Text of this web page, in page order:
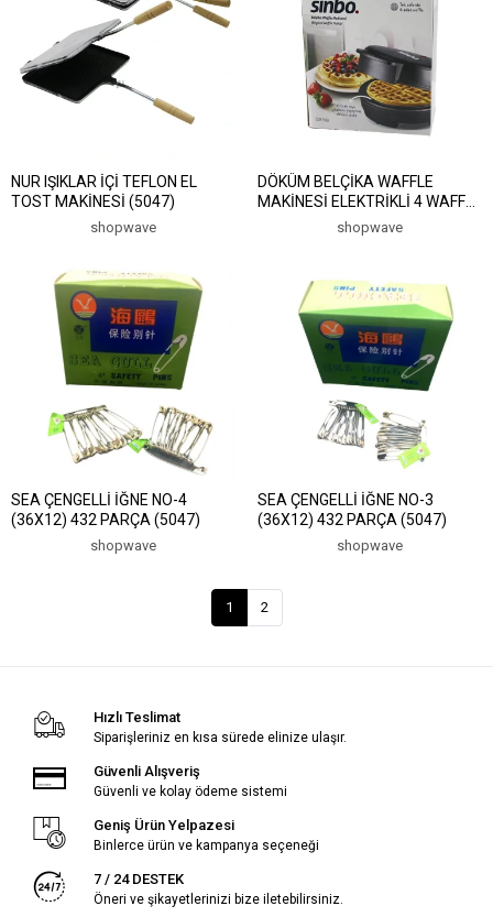
NUR IŞIKLAR İÇİ TEFLON EL
TOST MAKİNESİ (5047)
shopwave
DÖKÜM BELÇİKA WAFFLE
MAKİNESİ ELEKTRİKLİ 4 WAFFLE
YAPIŞMAZ YÜZEY 1000W SSM-
shopwave
SEA ÇENGELLİ İĞNE NO-4
(36X12) 432 PARÇA (5047)
shopwave
SEA ÇENGELLİ İĞNE NO-3
(36X12) 432 PARÇA (5047)
shopwave
1 2
Hızlı Teslimat
Siparişleriniz en kısa sürede elinize ulaşır.
Güvenli Alışveriş
Güvenli ve kolay ödeme sistemi
Geniş Ürün Yelpazesi
Binlerce ürün ve kampanya seçeneği
7 / 24 DESTEK
Öneri ve şikayetlerinizi bize iletebilirsiniz.